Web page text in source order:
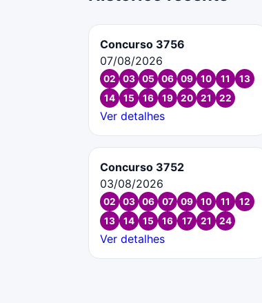
Concurso 3756
07/08/2026
02 03 05 06 09 10 11
13
14
15 16 19 20 21 22
Ver detalhes
Concurso 3752
03/08/2026
02 03 06 07 09 10 11
12
13
14 15 16 17 21 24
Ver detalhes